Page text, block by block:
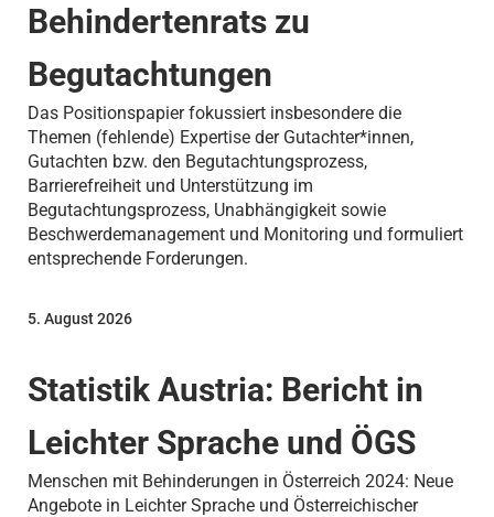
Behindertenrats zu
Begutachtungen
Das Positionspapier fokussiert insbesondere die
Themen (fehlende) Expertise der Gutachter*innen,
Gutachten bzw. den Begutachtungsprozess,
Barrierefreiheit und Unterstützung im
Begutachtungsprozess, Unabhängigkeit sowie
Beschwerdemanagement und Monitoring und formuliert
entsprechende Forderungen.
Statistik Austria: Bericht in
Leichter Sprache und ÖGS
5. August 2026
Menschen mit Behinderungen in Österreich 2024: Neue
Angebote in Leichter Sprache und Österreichischer